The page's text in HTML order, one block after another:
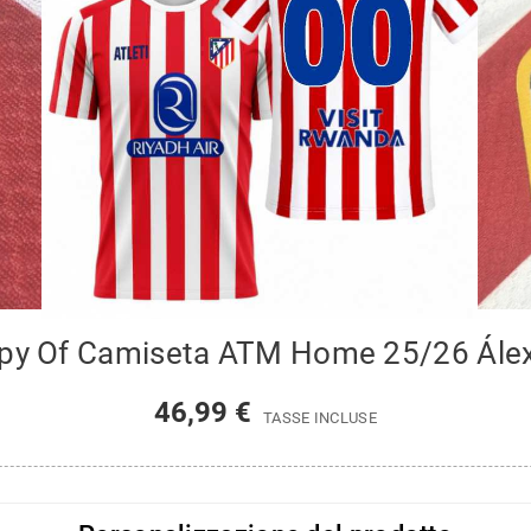
Of Camiseta ATM Home 25/26
46,99 € TASSE INCLUSE